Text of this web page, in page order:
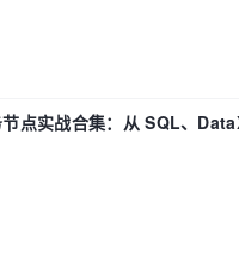
实战合集：从 SQL、